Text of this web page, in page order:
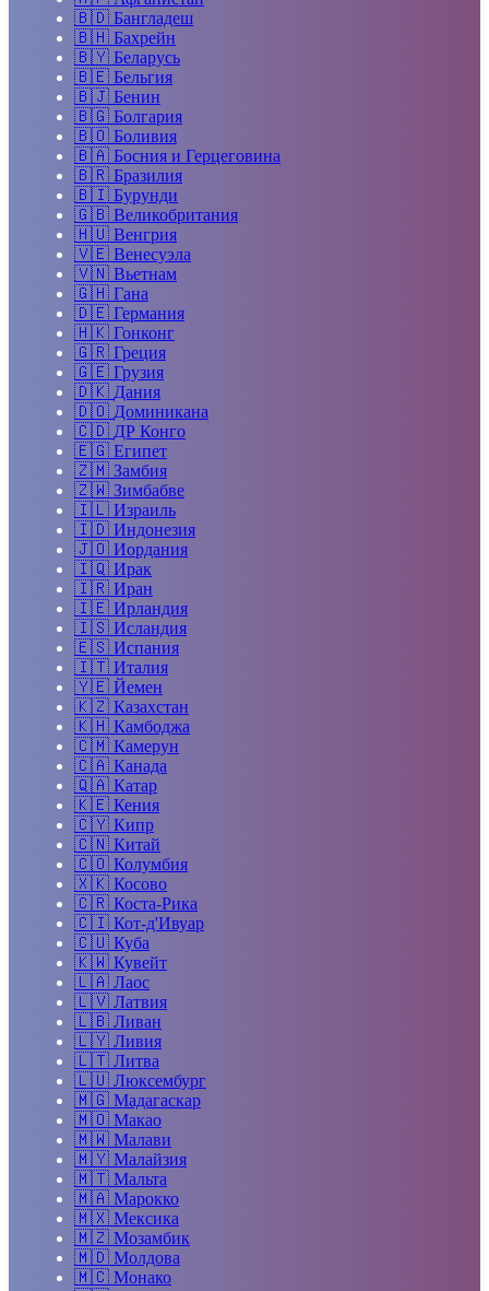
🇧🇩 Бангладеш
🇧🇭 Бахрейн
🇧🇾 Беларусь
🇧🇪 Бельгия
🇧🇯 Бенин
🇧🇬 Болгария
🇧🇴 Боливия
🇧🇦 Босния и Герцеговина
🇧🇷 Бразилия
🇧🇮 Бурунди
🇬🇧 Великобритания
🇭🇺 Венгрия
🇻🇪 Венесуэла
🇻🇳 Вьетнам
🇬🇭 Гана
🇩🇪 Германия
🇭🇰 Гонконг
🇬🇷 Греция
🇬🇪 Грузия
🇩🇰 Дания
🇩🇴 Доминикана
🇨🇩 ДР Конго
🇪🇬 Египет
🇿🇲 Замбия
🇿🇼 Зимбабве
🇮🇱 Израиль
🇮🇩 Индонезия
🇯🇴 Иордания
🇮🇶 Ирак
🇮🇷 Иран
🇮🇪 Ирландия
🇮🇸 Исландия
🇪🇸 Испания
🇮🇹 Италия
🇾🇪 Йемен
🇰🇿 Казахстан
🇰🇭 Камбоджа
🇨🇲 Камерун
🇨🇦 Канада
🇶🇦 Катар
🇰🇪 Кения
🇨🇾 Кипр
🇨🇳 Китай
🇨🇴 Колумбия
🇽🇰 Косово
🇨🇷 Коста-Рика
🇨🇮 Кот-д'Ивуар
🇨🇺 Куба
🇰🇼 Кувейт
🇱🇦 Лаос
🇱🇻 Латвия
🇱🇧 Ливан
🇱🇾 Ливия
🇱🇹 Литва
🇱🇺 Люксембург
🇲🇬 Мадагаскар
🇲🇴 Макао
🇲🇼 Малави
🇲🇾 Малайзия
🇲🇹 Мальта
🇲🇦 Марокко
🇲🇽 Мексика
🇲🇿 Мозамбик
🇲🇩 Молдова
🇲🇨 Монако